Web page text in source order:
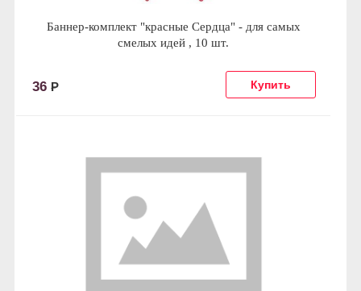
Баннер-комплект "красные Сердца" - для самых
смелых идей , 10 шт.
36 Р